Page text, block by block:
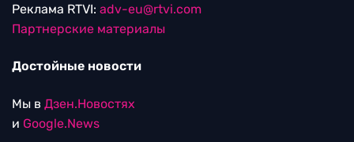
Реклама RTVI: adv-eu@rtvi.com
Партнерские материалы
Достойные новости
Мы в Дзен.Новостях
и Google.News